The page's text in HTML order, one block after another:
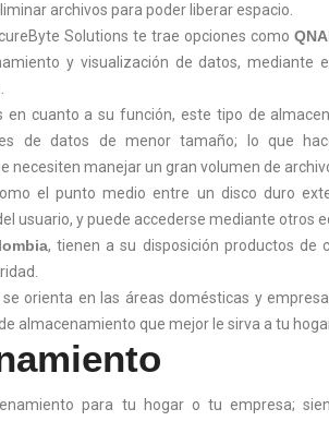
archivos para poder liberar espacio.
Solutions te trae opciones como
y visualización de datos, mediante
en cuanto a su función, este tipo de
de datos de menor tamaño; lo que
manejar un gran volumen de
el punto medio entre un disco duro
usuario, y puede accederse mediante otros
, tienen a su disposición productos de
se orienta en las áreas domésticas y
almacenamiento que mejor le sirva a tu
para tu hogar o tu empresa;